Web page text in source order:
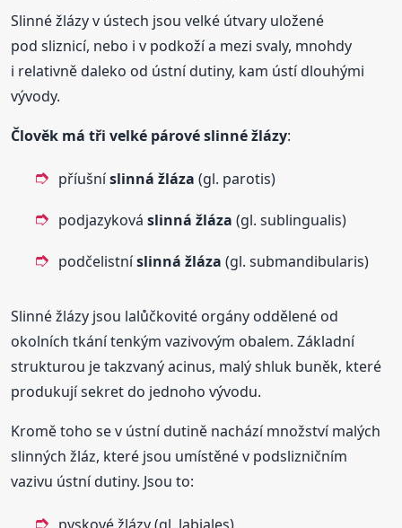
Slinné žlázy v ústech jsou velké útvary uložené
pod sliznicí, nebo i v podkoží a mezi svaly, mnohdy
i relativně daleko od ústní dutiny, kam ústí dlouhými
vývody.
Člověk má tři velké párové slinné žlázy:
příušníslinná žláza (gl. parotis)
podjazykováslinná žláza (gl. sublingualis)
podčelistníslinná žláza (gl. submandibularis)
Slinné žlázy jsou lalůčkovité orgány oddělené od
okolních tkání tenkým vazivovým obalem. Základní
strukturou je takzvaný acinus, malý shluk buněk, které
produkují sekret do jednoho vývodu.
Kromě toho se v ústní dutině nachází množství malých
slinných žláz, které jsou umístěné v podslizničním
vazivu ústní dutiny. Jsou to: